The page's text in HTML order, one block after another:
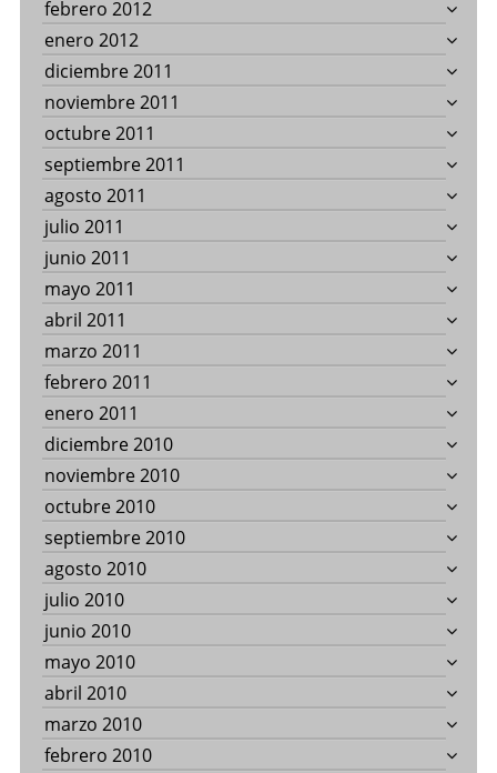
febrero 2012
enero 2012
diciembre 2011
noviembre 2011
octubre 2011
septiembre 2011
agosto 2011
julio 2011
junio 2011
mayo 2011
abril 2011
marzo 2011
febrero 2011
enero 2011
diciembre 2010
noviembre 2010
octubre 2010
septiembre 2010
agosto 2010
julio 2010
junio 2010
mayo 2010
abril 2010
marzo 2010
febrero 2010